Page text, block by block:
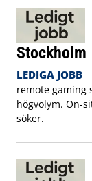
Stockholm
LEDIGA JOBB
remote gaming
högvolym. On-
söker.